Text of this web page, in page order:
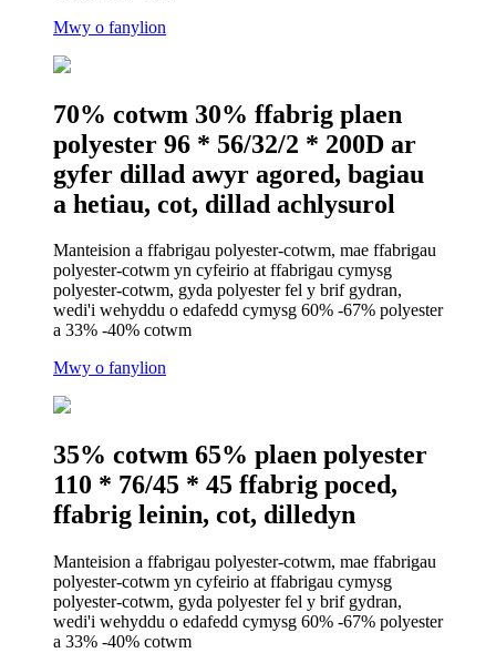
Mwy o fanylion
70% cotwm 30% ffabrig plaen
polyester 96 * 56/32/2 * 200D ar
gyfer dillad awyr agored, bagiau
a hetiau, cot, dillad achlysurol
Manteision a ffabrigau polyester-cotwm, mae ffabrigau
polyester-cotwm yn cyfeirio at ffabrigau cymysg
polyester-cotwm, gyda polyester fel y brif gydran,
wedi'i wehyddu o edafedd cymysg 60% -67% polyester
a 33% -40% cotwm
Mwy o fanylion
35% cotwm 65% plaen polyester
110 * 76/45 * 45 ffabrig poced,
ffabrig leinin, cot, dilledyn
Manteision a ffabrigau polyester-cotwm, mae ffabrigau
polyester-cotwm yn cyfeirio at ffabrigau cymysg
polyester-cotwm, gyda polyester fel y brif gydran,
wedi'i wehyddu o edafedd cymysg 60% -67% polyester
a 33% -40% cotwm